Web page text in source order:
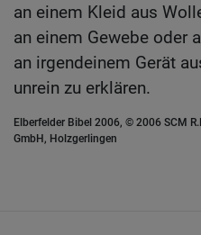
an einem Kleid aus
an einem Gewebe oder
an irgendeinem Gerät
unrein zu erklären.
Elberfelder Bibel 2006, © 2006 SCM
GmbH, Holzgerlingen